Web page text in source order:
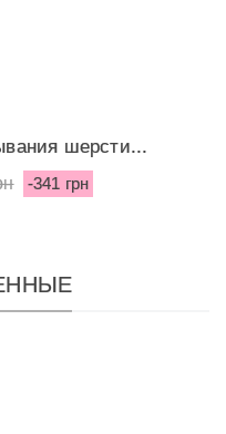
шерсти...
-341 грн